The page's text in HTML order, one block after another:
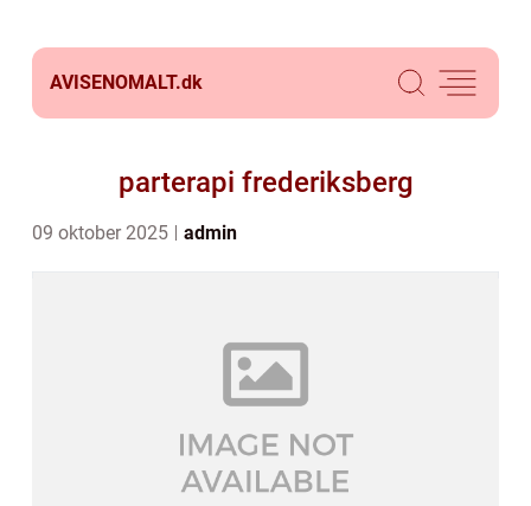
AVISENOMALT.dk
parterapi frederiksberg
09 oktober 2025 admin